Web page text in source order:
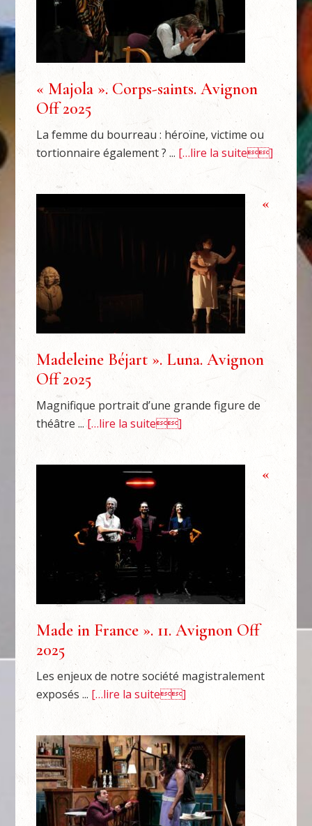
« Majola ». Corps-saints. Avignon
Off 2025
La femme du bourreau : héroïne, victime ou
tortionnaire également ? ... […lire la suite]
«
Madeleine Béjart ». Luna. Avignon
Off 2025
Magnifique portrait d’une grande figure de
théâtre ...[…lire la suite]
«
Made in France ». 11. Avignon Off
2025
Les enjeux de notre société magistralement
exposés ... […lire la suite]